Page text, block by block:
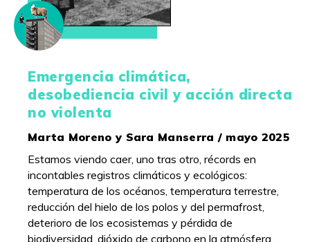
Emergencia climática,
desobediencia civil y acción directa
no violenta
Marta Moreno y Sara Manserra / mayo 2025
Estamos viendo caer, uno tras otro, récords en
incontables registros climáticos y ecológicos:
temperatura de los océanos, temperatura terrestre,
reducción del hielo de los polos y del permafrost,
deterioro de los ecosistemas y pérdida de
biodiversidad, dióxido de carbono en la atmósfera,